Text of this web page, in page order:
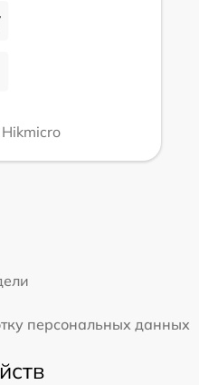
персональных данных